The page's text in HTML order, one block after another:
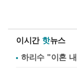
이시간 핫뉴스
하리수 "이혼